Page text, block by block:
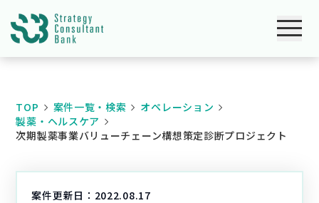
TOP 案件一覧・検索
オペレーション
製薬・ヘルスケア
次期製薬事業バリューチェーン構想策定診断プロジェクト
案件更新日： 2022.08.17